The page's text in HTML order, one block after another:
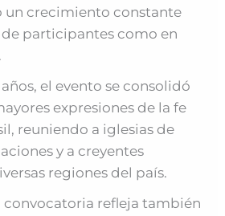
un crecimiento constante
participantes como en
el evento se consolidó
expresiones de la fe
reuniendo a iglesias de
y a creyentes
regiones del país.
convocatoria refleja también